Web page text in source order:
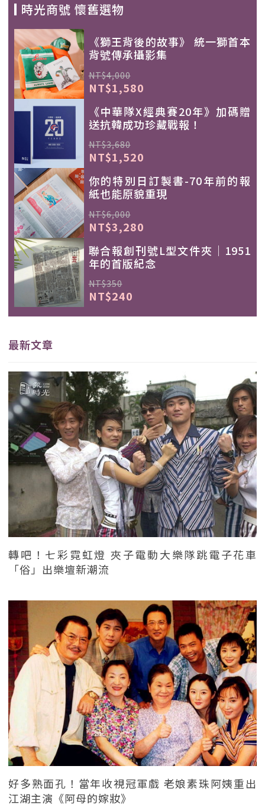
時光商號 懷舊選物
《獅王背後的故事》 統一獅首本
背號傳承攝影集
NT$4,000
NT$1,580
《中華隊X經典賽20年》加碼贈
送抗韓成功珍藏戰報！
NT$3,680
NT$1,520
你的特別日訂製書-70年前的報
紙也能原貌重現
NT$6,000
NT$3,280
聯合報創刊號L型文件夾｜1951
年的首版紀念
NT$350
NT$240
最新文章
轉吧！七彩霓虹燈 夾子電動大樂隊跳電子花車
「俗」出樂壇新潮流
好多熟面孔！當年收視冠軍戲 老娘素珠阿姨重出
江湖主演《阿母的嫁妝》